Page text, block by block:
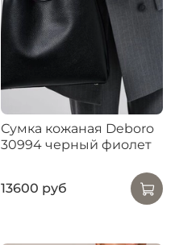
Сумка кожаная Deboro
30994 черный фиолет
13600 руб